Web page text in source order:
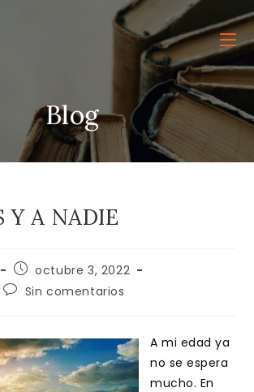
Blog
Y A NADIE
Publicación
de
la
octubre 3, 2022
Comentarios
entrada:
Sin comentarios
A mi edad ya
no se espera
mucho. En